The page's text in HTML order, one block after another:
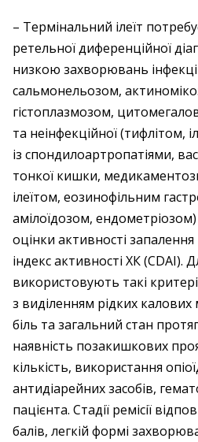
– Термінальний ілеїт
ретельної диференційної
низкою захворювань
сальмонельозом,
гістоплазмозом,
та неінфекційної (тифлітом,
із спондилоартропатіями,
тонкої кишки,
ілеїтом, еозинофільним
амілоїдозом, ендометріозом)
оцінки активності
індекс активності ХК (CDAI).
використовують такі
з виділенням рідких
біль та загальний стан
наявність позакишкових
кількість, використання
антидіарейних засобів,
пацієнта. Стадії ремісії
балів, легкій формі